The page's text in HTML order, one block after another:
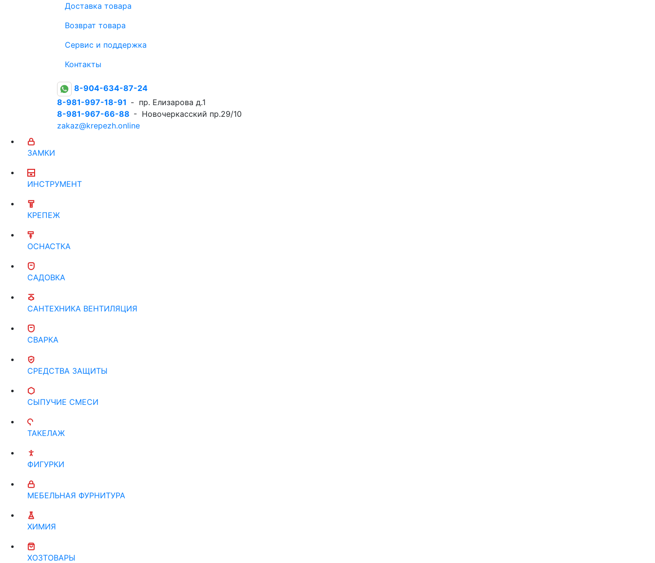
Доставка товара
Возврат товара
Сервис и поддержка
Контакты
8-904-634-87-24
8-981-997-18-91 - пр. Елизарова д.1
8-981-967-66-88 - Новочеркасский пр.29/10
zakaz@krepezh.online
ЗАМКИ
ИНСТРУМЕНТ
КРЕПЕЖ
ОСНАСТКА
САДОВКА
САНТЕХНИКА ВЕНТИЛЯЦИЯ
СВАРКА
СРЕДСТВА ЗАЩИТЫ
СЫПУЧИЕ СМЕСИ
ТАКЕЛАЖ
ФИГУРКИ
МЕБЕЛЬНАЯ ФУРНИТУРА
ХИМИЯ
ХОЗТОВАРЫ